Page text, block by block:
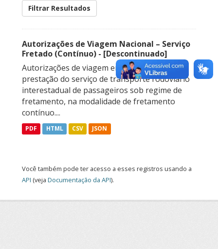
Filtrar Resultados
Autorizações de Viagem Nacional – Serviço
Fretado (Contínuo) - [Descontinuado]
Autorizações de viagem emitidas para a
prestação do serviço de transporte rodoviário
interestadual de passageiros sob regime de
fretamento, na modalidade de fretamento
contínuo....
PDF HTML CSV JSON
Você também pode ter acesso a esses registros usando a
API (veja Documentação da API).